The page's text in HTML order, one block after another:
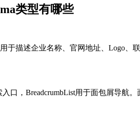
类型有哪些
于描述企业名称、官网地址、Logo
口，BreadcrumbList用于面包屑导航